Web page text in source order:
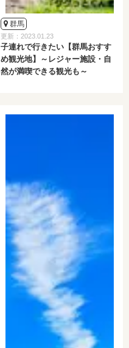
群馬
更新：2023.01.23
子連れで行きたい【群馬おすす
め観光地】～レジャー施設・自
然が満喫できる観光も～